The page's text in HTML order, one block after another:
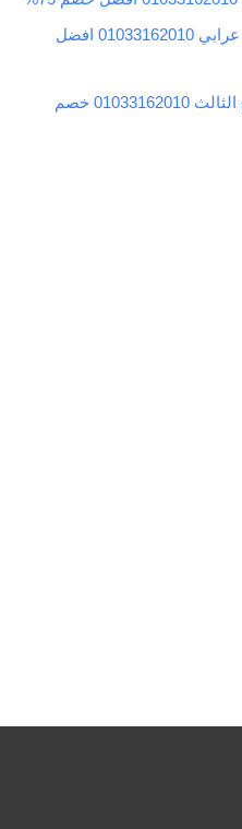
شركة مكافحة حشرات في جمعية عرابي 01033162010 افضل
شركة مكافحة حشرات في التجمع الثالث 01033162010 خصم